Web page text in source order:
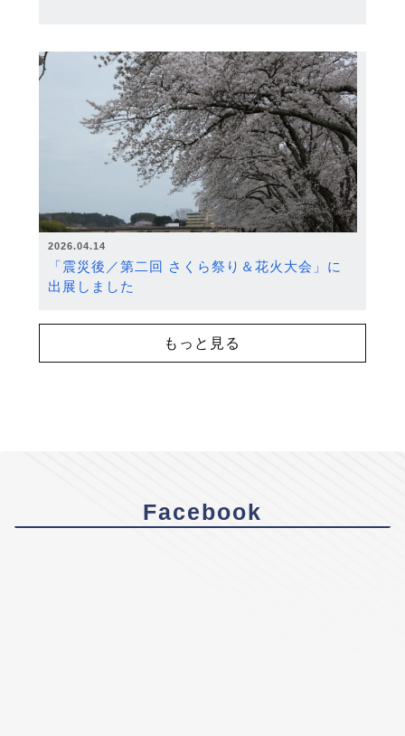
2026.04.14
「震災後／第二回 さくら祭り＆花火大会」に
出展しました
もっと見る
Facebook